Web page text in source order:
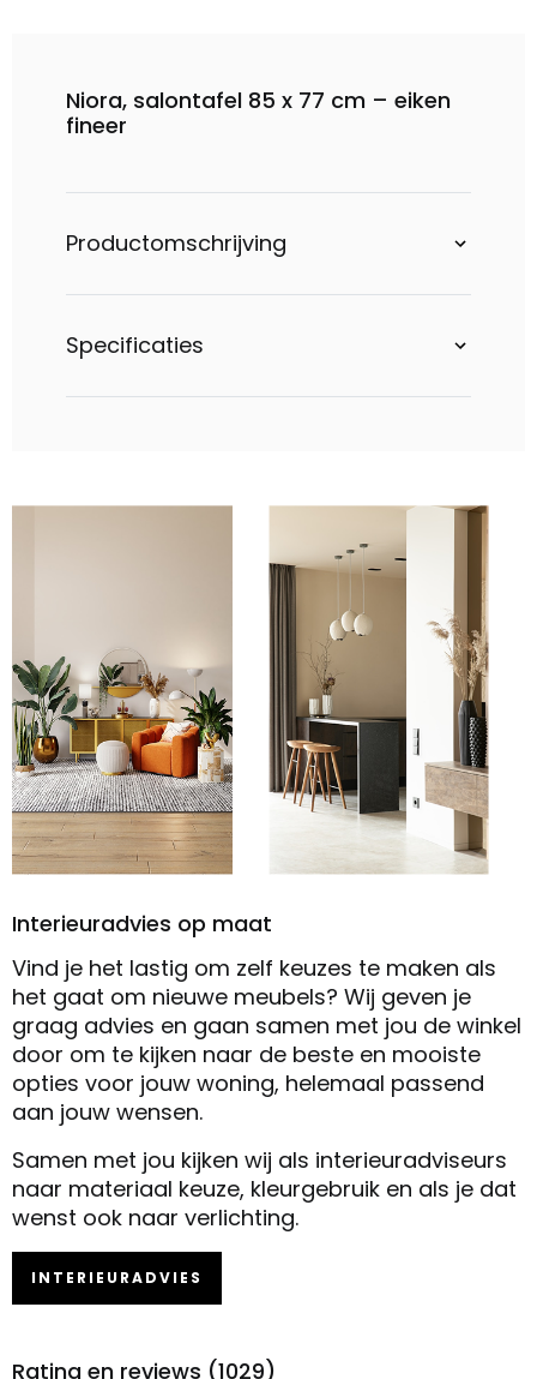
Niora, salontafel 85 x 77 cm – eiken
fineer
Productomschrijving
Specificaties
Interieuradvies op maat
Vind je het lastig om zelf keuzes te maken als
het gaat om nieuwe meubels? Wij geven je
graag advies en gaan samen met jou de winkel
door om te kijken naar de beste en mooiste
opties voor jouw woning, helemaal passend
aan jouw wensen.
Samen met jou kijken wij als interieuradviseurs
naar materiaal keuze, kleurgebruik en als je dat
wenst ook naar verlichting.
INTERIEURADVIES
Rating en reviews (1029)